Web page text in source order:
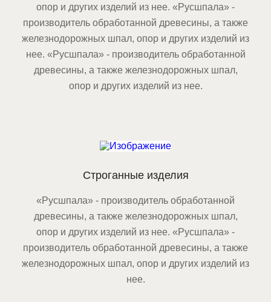
опор и других изделий из нее. «Русшпала» -
производитель обработанной древесины, а также
железнодорожных шпал, опор и других изделий из
нее. «Русшпала» - производитель обработанной
древесины, а также железнодорожных шпал,
опор и других изделий из нее.
Строганные изделия
«Русшпала» - производитель обработанной
древесины, а также железнодорожных шпал,
опор и других изделий из нее. «Русшпала» -
производитель обработанной древесины, а также
железнодорожных шпал, опор и других изделий из
нее.